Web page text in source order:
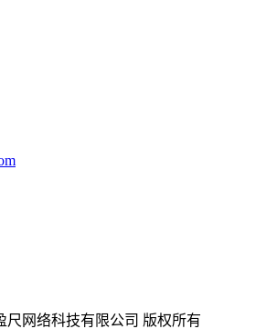
尺网络科技有限公司 版权所有